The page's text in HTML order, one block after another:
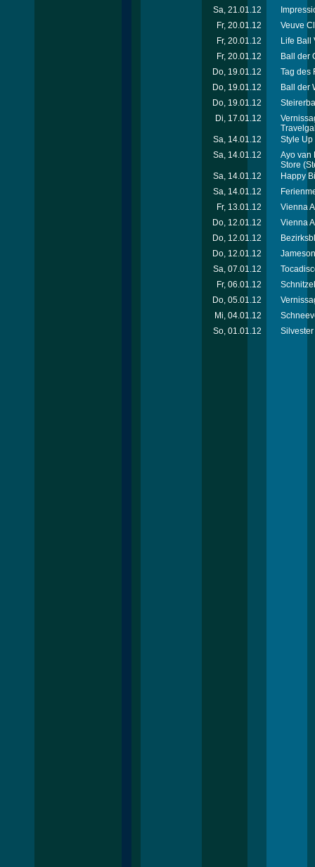
Sa, 21.01.12
Fr, 20.01.12
Veuve
Fr, 20.01.12
Life Ball
Fr, 20.01.12
Ball der
Do, 19.01.12
Tag des
Do, 19.01.12
Ball der
Do, 19.01.12
Di, 17.01.12
Sa, 14.01.12
Style Up
Sa, 14.01.12
Ayo van
Store
Sa, 14.01.12
Happy
Sa, 14.01.12
Fr, 13.01.12
Vienna
Do, 12.01.12
Vienna
Do, 12.01.12
Do, 12.01.12
Sa, 07.01.12
Fr, 06.01.12
Do, 05.01.12
Mi, 04.01.12
So, 01.01.12